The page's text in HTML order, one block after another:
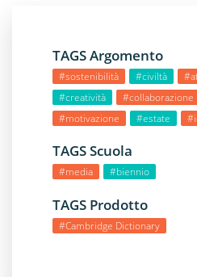
TAGS Argomento
#sostenibilità #civiltà
#creatività
#collaborazione
#motivazione
#estate
TAGS Scuola
#media #biennio
TAGS Prodotto
#Cambridge Dictionary